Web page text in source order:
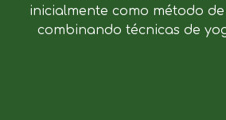
inicialmente como método
combinando técnicas de